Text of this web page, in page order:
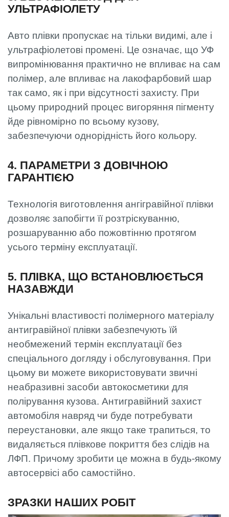
УЛЬТРАФІОЛЕТУ
Авто плівки пропускає на тільки видимі, але і
ультрафіолетові промені. Це означає, що УФ
випромінювання практично не впливає на сам
полімер, але впливає на лакофарбовий шар
так само, як і при відсутності захисту. При
цьому природний процес вигоряння пігменту
йде рівномірно по всьому кузову,
забезпечуючи однорідність його кольору.
4. ПАРАМЕТРИ З ДОВІЧНОЮ
ГАРАНТІЄЮ
Технологія виготовлення ангігравійної плівки
дозволяє запобігти її розтріскуванню,
розшаруванню або пожовтінню протягом
усього терміну експлуатації.
5. ПЛІВКА, ЩО ВСТАНОВЛЮЄТЬСЯ
НАЗАВЖДИ
Унікальні властивості полімерного матеріалу
антигравійної плівки забезпечують їй
необмежений термін експлуатації без
спеціального догляду і обслуговування. При
цьому ви можете використовувати звичні
неабразивні засоби автокосметики для
полірування кузова. Антигравійний захист
автомобіля навряд чи буде потребувати
переустановки, але якщо таке трапиться, то
видаляється плівкове покриття без слідів на
ЛФП. Причому зробити це можна в будь-якому
автосервісі або самостійно.
ЗРАЗКИ НАШИХ РОБІТ